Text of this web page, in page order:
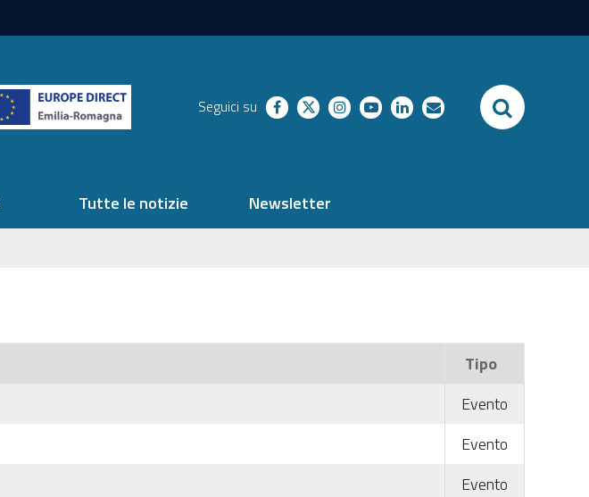
Seguici su facebooktwitterinstagram
youtubelinkedinrichieste SEARCH
Tutte le notizie Newsletter
Tipo
Evento
Evento
Evento